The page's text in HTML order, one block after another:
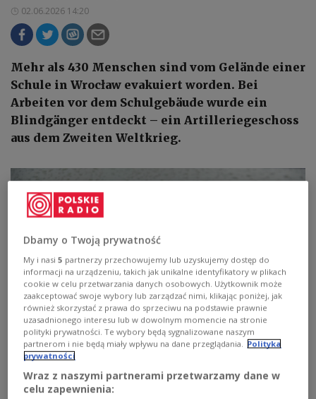
02.06.2026 14:20
Mehr als 430 Menschen sind vom Gelände einer
Schule in Wrocław evakuiert worden. Bei
Arbeiten vor dem Schulgebäude wurde ein
Blindgänger entdeckt – ein Artilleriegeschoss
aus dem Zweiten Weltkrieg.
Insgesamt 430 Personen wurden evakuiert. Die Polizei hat das Gelände
abgesichert. Ein Sprengstoffräumdienst wurde angefordert.
WOJCIECH
STROZYK/REPORTER
Auf dem Gelände des Adam-Mickiewicz-
Dbamy o Twoją prywatność
My i nasi5 partnerzy przechowujemy lub uzyskujemy dostęp do
informacji na urządzeniu, takich jak unikalne identyfikatory w plikach
cookie w celu przetwarzania danych osobowych. Użytkownik może
zaakceptować swoje wybory lub zarządzać nimi, klikając poniżej, jak
również skorzystać z prawa do sprzeciwu na podstawie prawnie
uzasadnionego interesu lub w dowolnym momencie na stronie
polityki prywatności. Te wybory będą sygnalizowane naszym
partnerom i nie będą miały wpływu na dane przeglądania.
Polityka
prywatności
Wraz z naszymi partnerami przetwarzamy dane w
celu zapewnienia: